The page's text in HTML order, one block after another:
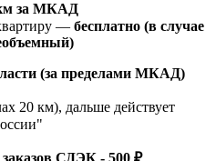
за МКАД
— бесплатно (в случае
(за пределами МКАД)
20 км), дальше действует